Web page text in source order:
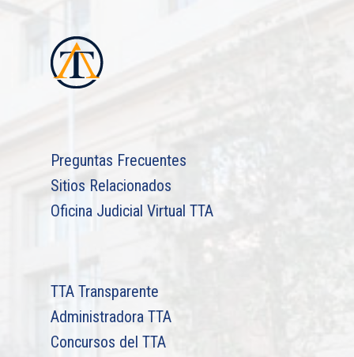
Preguntas Frecuentes
Sitios Relacionados
Oficina Judicial Virtual TTA
TTA Transparente
Administradora TTA
Concursos del TTA